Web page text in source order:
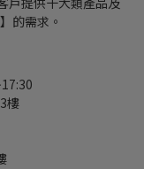
的需求。
樓